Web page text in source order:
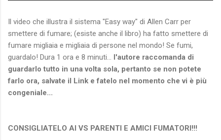
Il video che illustra il sistema "Easy way" di Allen Carr per
smettere di fumare; (esiste anche il libro) ha fatto smettere di
fumare migliaia e migliaia di persone nel mondo! Se fumi,
guardalo! Dura 1 ora e 8 minuti... l'autore raccomanda di
guardarlo tutto in una volta sola, pertanto se non potete
farlo ora, salvate il Link e fatelo nel momento che vi è più
congeniale...
CONSIGLIATELO AI VS PARENTI E AMICI FUMATORI!!!